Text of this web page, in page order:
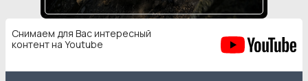
Снимаем для Вас интересный
контент на Youtube